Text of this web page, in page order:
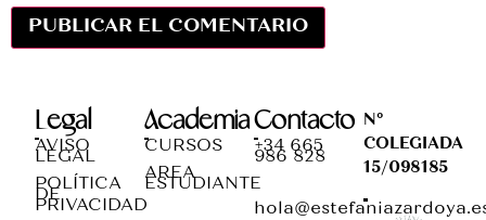
Legal
AVISO
LEGAL
POLÍTICA
DE
PRIVACIDAD
Academia
CURSOS
AREA
ESTUDIANTE
Contacto
+34 665
986 828
Nº
COLEGIADA
15/098185